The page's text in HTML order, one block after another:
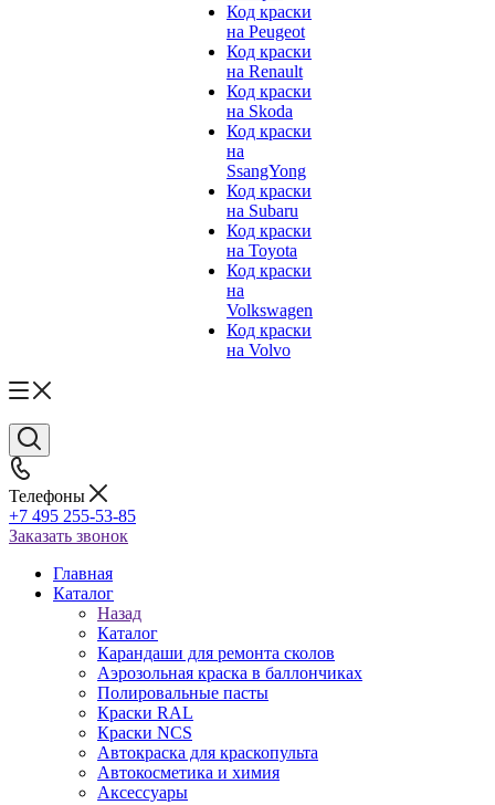
Код краски
на Peugeot
Код краски
на Renault
Код краски
на Skoda
Код краски
на
SsangYong
Код краски
на Subaru
Код краски
на Toyota
Код краски
на
Volkswagen
Код краски
на Volvo
Телефоны
+7 495 255-53-85
Заказать звонок
Главная
Каталог
Назад
Каталог
Карандаши для ремонта сколов
Аэрозольная краска в баллончиках
Полировальные пасты
Краски RAL
Краски NCS
Автокраска для краскопульта
Автокосметика и химия
Аксессуары